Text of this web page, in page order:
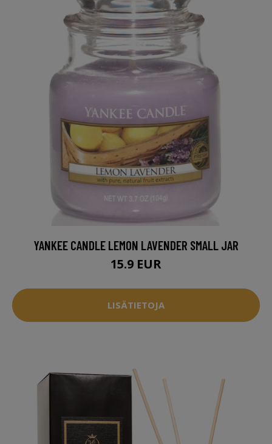
YANKEE CANDLE LEMON LAVENDER SMALL JAR
15.9 EUR
LISÄTIETOJA